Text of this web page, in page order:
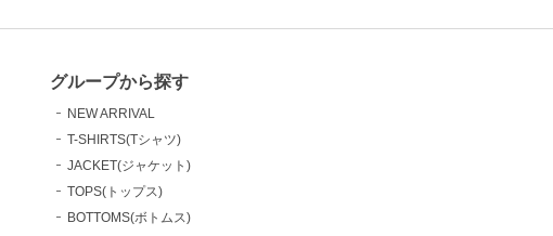
グループから探す
NEW ARRIVAL
T-SHIRTS(Tシャツ)
JACKET(ジャケット)
TOPS(トップス)
BOTTOMS(ボトムス)